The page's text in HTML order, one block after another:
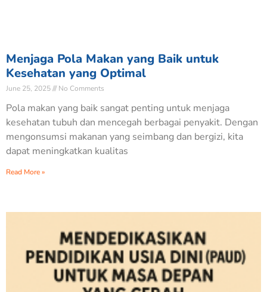
Menjaga Pola Makan yang Baik untuk
Kesehatan yang Optimal
June 25, 2025 No Comments
Pola makan yang baik sangat penting untuk menjaga
kesehatan tubuh dan mencegah berbagai penyakit. Dengan
mengonsumsi makanan yang seimbang dan bergizi, kita
dapat meningkatkan kualitas
Read More »